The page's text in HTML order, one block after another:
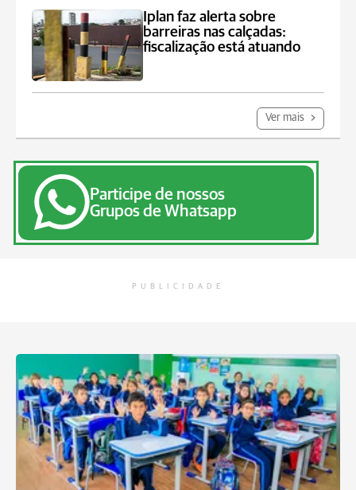
Iplan faz alerta sobre
barreiras nas calçadas:
fiscalização está atuando
Ver mais
Participe de nossos
Grupos de Whatsapp
PUBLICIDADE